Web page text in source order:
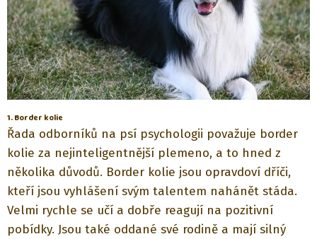
1. Border kolie
Řada odborníků na psí psychologii považuje border
kolie za nejinteligentnější plemeno, a to hned z
několika důvodů. Border kolie jsou opravdoví dříči,
kteří jsou vyhlášení svým talentem nahánět stáda.
Velmi rychle se učí a dobře reagují na pozitivní
pobídky. Jsou také oddané své rodině a mají silný